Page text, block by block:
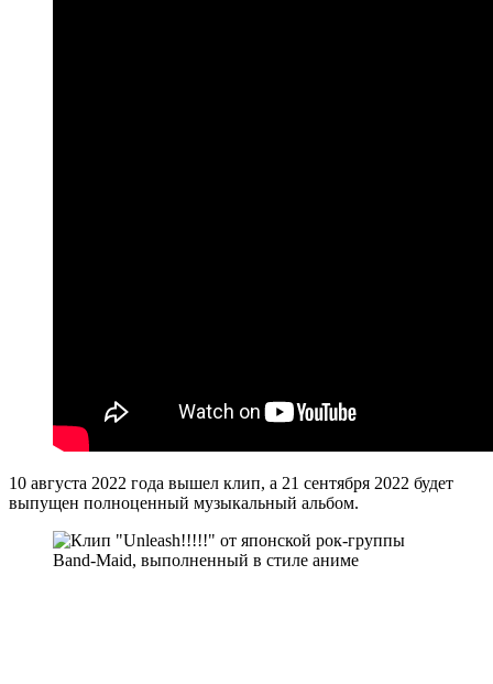
10 августа 2022 года вышел клип, а 21 сентября 2022 будет
выпущен полноценный музыкальный альбом.